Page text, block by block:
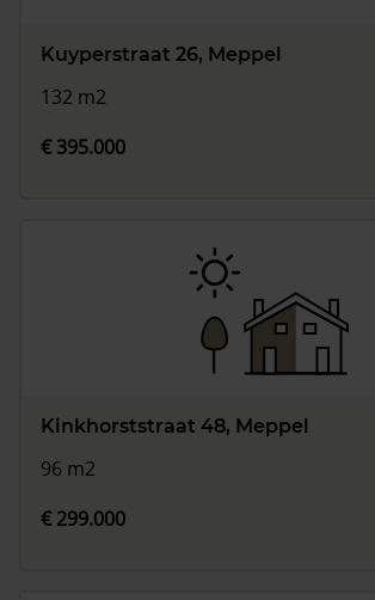
Kuyperstraat 26, Meppel
132 m2
€ 395.000
Kinkhorststraat 48, Meppel
96 m2
€ 299.000